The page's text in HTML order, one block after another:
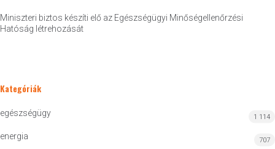
Miniszteri biztos készíti elő az Egészségügyi Minőségellenőrzési
Hatóság létrehozását
Kategóriák
egészségügy 1 114
energia 707